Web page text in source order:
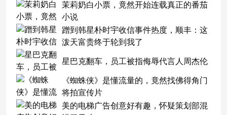
茉莉奶白小票，竟然开始连载真正的番茄
小说
蹭到韩星朴时宇收信事件热度，顺丰：这
泼天富贵终于轮到我了
星巴克翻车，员工被指侮辱代言人周杰伦
《蜘蛛侠》是懂流量的，竟然找佛得角门
将拍宣传片
美的电梯广告创意好有趣，怀疑策划部混